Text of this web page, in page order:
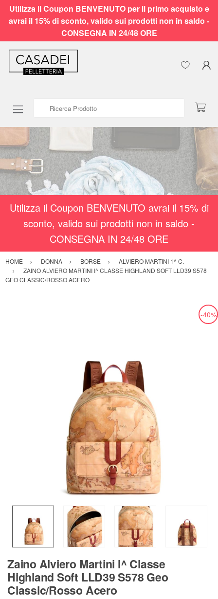
Utilizza il Coupon BENVENUTO per il primo acquisto e
avrai il 15% di sconto, valido sui prodotti non in saldo -
CONSEGNA IN 24/48 ORE
Utilizza il Coupon BENVENUTO avrai il 15% di
sconto, valido sui prodotti non in saldo -
CONSEGNA IN 24/48 ORE
HOME DONNA BORSE
ALVIERO MARTINI 1^ C.
ZAINO ALVIERO MARTINI I^ CLASSE HIGHLAND SOFT LLD39 S578
GEO CLASSIC/ROSSO ACERO
-40%
Zaino Alviero Martini I^ Classe
Highland Soft LLD39 S578 Geo
Classic/Rosso Acero